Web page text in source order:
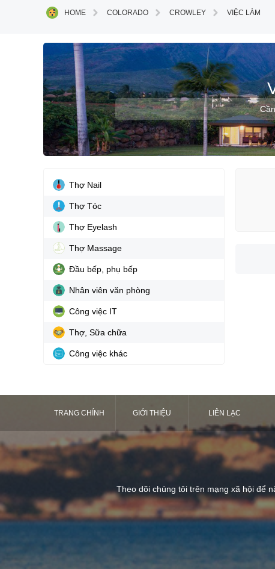
HOME COLORADO CROWLEY VIỆC LÀM
Thợ Nail
Thợ Tóc
Thợ Eyelash
Thợ Massage
Đầu bếp, phụ bếp
Nhân viên văn phòng
Công việc IT
Thợ, Sữa chữa
Công việc khác
TRANG CHÍNH GIỚI THIỆU LIÊN LẠC
Theo dõi chúng tôi trên mạng xã hội để